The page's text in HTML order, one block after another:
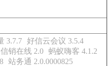
3.7.7 好信云会议 3.5.4
信销在线 2.0 蚂蚁嗨客 4.1.2
站务通 2.0.0000825